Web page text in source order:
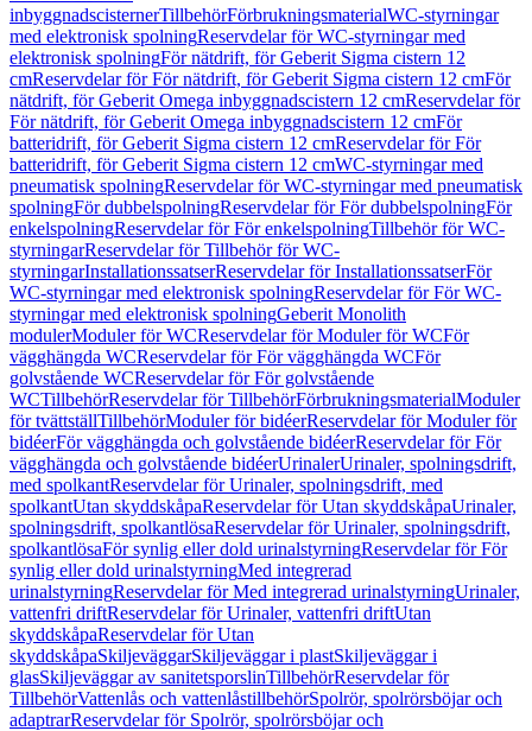
inbyggnadscisternerTillbehörFörbrukningsmaterialWC-styrningar
med elektronisk spolningReservdelar för WC-styrningar med
elektronisk spolningFör nätdrift, för Geberit Sigma cistern 12
cmReservdelar för För nätdrift, för Geberit Sigma cistern 12 cmFör
nätdrift, för Geberit Omega inbyggnadscistern 12 cmReservdelar för
För nätdrift, för Geberit Omega inbyggnadscistern 12 cmFör
batteridrift, för Geberit Sigma cistern 12 cmReservdelar för För
batteridrift, för Geberit Sigma cistern 12 cmWC-styrningar med
pneumatisk spolningReservdelar för WC-styrningar med pneumatisk
spolningFör dubbelspolningReservdelar för För dubbelspolningFör
enkelspolningReservdelar för För enkelspolningTillbehör för WC-
styrningarReservdelar för Tillbehör för WC-
styrningarInstallationssatserReservdelar för InstallationssatserFör
WC-styrningar med elektronisk spolningReservdelar för För WC-
styrningar med elektronisk spolningGeberit Monolith
modulerModuler för WCReservdelar för Moduler för WCFör
vägghängda WCReservdelar för För vägghängda WCFör
golvstående WCReservdelar för För golvstående
WCTillbehörReservdelar för TillbehörFörbrukningsmaterialModuler
för tvättställTillbehörModuler för bidéerReservdelar för Moduler för
bidéerFör vägghängda och golvstående bidéerReservdelar för För
vägghängda och golvstående bidéerUrinalerUrinaler, spolningsdrift,
med spolkantReservdelar för Urinaler, spolningsdrift, med
spolkantUtan skyddskåpaReservdelar för Utan skyddskåpaUrinaler,
spolningsdrift, spolkantlösaReservdelar för Urinaler, spolningsdrift,
spolkantlösaFör synlig eller dold urinalstyrningReservdelar för För
synlig eller dold urinalstyrningMed integrerad
urinalstyrningReservdelar för Med integrerad urinalstyrningUrinaler,
vattenfri driftReservdelar för Urinaler, vattenfri driftUtan
skyddskåpaReservdelar för Utan
skyddskåpaSkiljeväggarSkiljeväggar i plastSkiljeväggar i
glasSkiljeväggar av sanitetsporslinTillbehörReservdelar för
TillbehörVattenlås och vattenlåstillbehörSpolrör, spolrörsböjar och
adaptrarReservdelar för Spolrör, spolrörsböjar och